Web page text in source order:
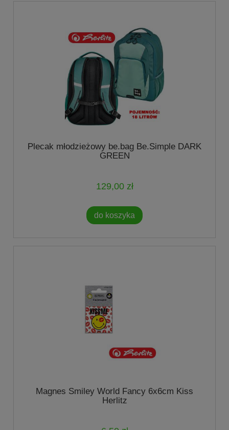
Plecak młodzieżowy be.bag Be.Simple DARK
GREEN
129,00 zł
do koszyka
Magnes Smiley World Fancy 6x6cm Kiss
Herlitz